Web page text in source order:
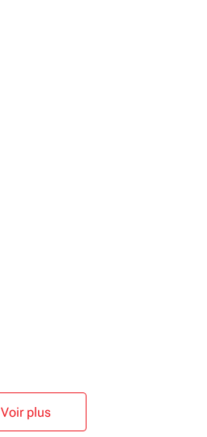
Voir plus